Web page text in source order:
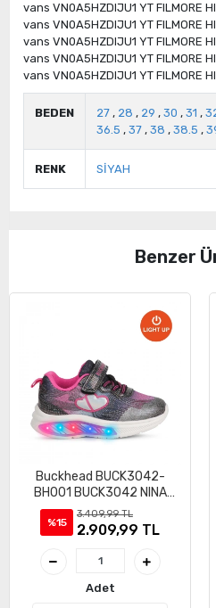
vans VN0A5HZDIJU1 YT FILMORE
vans VN0A5HZDIJU1 YT FILMORE
vans VN0A5HZDIJU1 YT FILMORE
vans VN0A5HZDIJU1 YT FILMORE
vans VN0A5HZDIJU1 YT FILMORE
BEDEN 27 , 28 , 29 , 30 , 31 ,
36.5 , 37 , 38 , 38.5 ,
RENK SİYAH
Benzer
Buckhead BUCK3042-
BH001 BUCK3042 NINA
IŞIKLI SPOR AYAKKABI
%15
3.409,99 TL
2.909,99 TL
Adet